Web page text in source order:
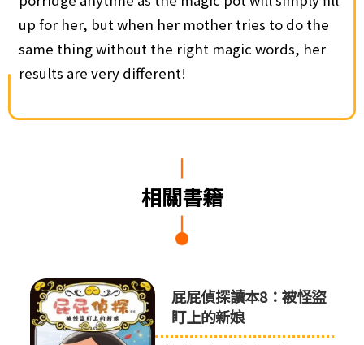
up for her, but when her mother tries to do the
same thing without the right magic words, her
results are very different!
相關書籍
屁屁偵探讀本8：被怪盜
盯上的新娘